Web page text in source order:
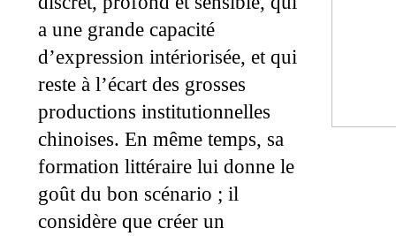
a une grande capacité
d’expression intériorisée, et qui
reste à l’écart des grosses
productions institutionnelles
chinoises. En même temps, sa
formation littéraire lui donne le
goût du bon scénario ; il
considère que créer un